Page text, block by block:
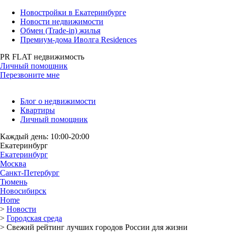
Новостройки в Екатеринбурге
Новости недвижимости
Обмен (Trade-in) жилья
Премиум-дома Иволга Residences
PR FLAT недвижимость
Личный помощник
Перезвоните мне
Блог о недвижимости
Квартиры
Личный помощник
Каждый день: 10:00-20:00
Екатеринбург
Екатеринбург
Москва
Санкт-Петербург
Тюмень
Новосибирск
Home
> Новости
> Городская среда
> Свежий рейтинг лучших городов России для жизни